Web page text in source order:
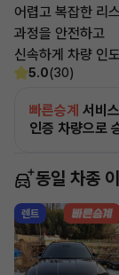
어렵고 복잡한 리
과정을 안전하고
신속하게 차량 인
5.0(30)
빠른승계 서비스
인증 차량으로
동일 차종
렌트